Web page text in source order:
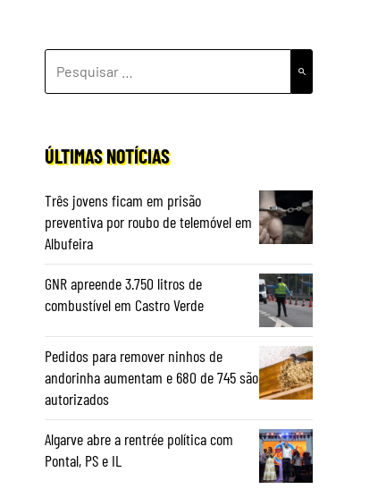
POR:
ÚLTIMAS NOTÍCIAS
Três jovens ficam em prisão
preventiva por roubo de telemóvel em
Albufeira
GNR apreende 3.750 litros de
combustível em Castro Verde
Pedidos para remover ninhos de
andorinha aumentam e 680 de 745 são
autorizados
Algarve abre a rentrée política com
Pontal, PS e IL